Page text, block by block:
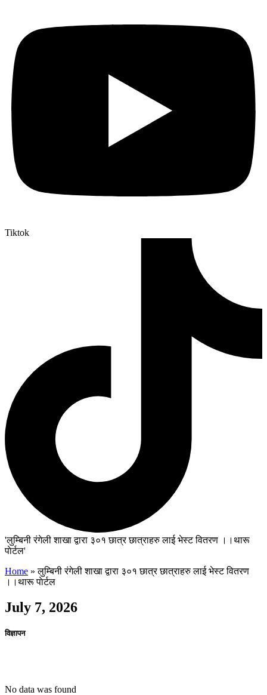
Tiktok
'लुम्बिनी रंगेली शाखा द्वारा ३०१ छात्र छात्राहरु लाई भेस्ट वितरण ।।थारू
पाेर्टल'
Home »लुम्बिनी रंगेली शाखा द्वारा ३०१ छात्र छात्राहरु लाई भेस्ट वितरण
।।थारू पाेर्टल
July 7, 2026
विज्ञापन
No data was found